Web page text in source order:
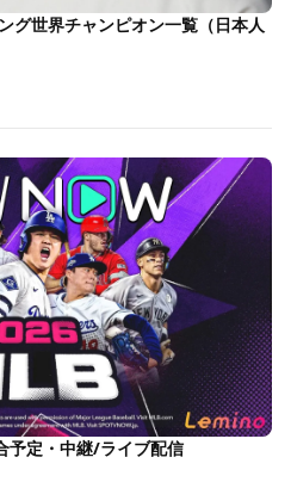
グ世界チャンピオン一覧（日本人
予定・中継/ライブ配信